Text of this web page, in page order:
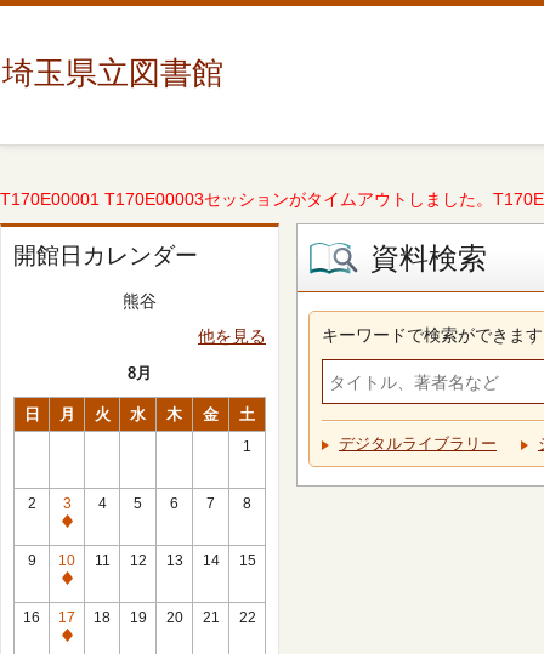
埼玉県立図書館
T170E00001 T170E00003セッションがタイムアウトしました。
開館日カレンダー
熊谷
他を見る
8月
日 月 火 水 木 金 土
1
2
3
休
館
日
4 5 6 7 8
9
10
休
館
日
11 12 13 14 15
16
17
休
18 19 20 21 22
資料検索
キーワードで検索ができます
デジタルライブラリー